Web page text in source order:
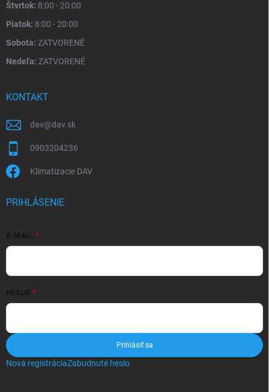
Štvrtok: 8:00 - 20:00
Piatok: 8:00 - 20:00
Sobota: ZATVORENÉ
Nedeľa: ZATVORENÉ
KONTAKT
dav@dav.sk
0903204236
Klimatizacie DAV
PRIHLÁSENIE
E-MAIL
HESLO
Prihlásiť sa
Nová registráciaZabudnuté heslo